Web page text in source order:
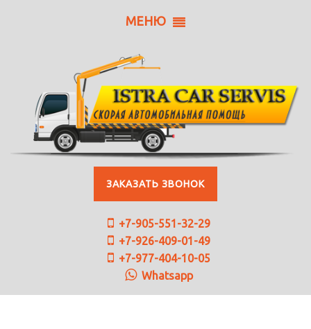
МЕНЮ
ЗАКАЗАТЬ ЗВОНОК
+7-905-551-32-29
+7-926-409-01-49
+7-977-404-10-05
Whatsapp